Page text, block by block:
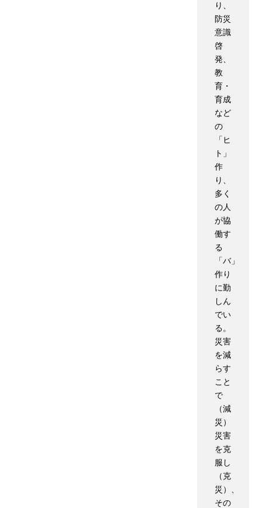
り、
防災
意識
啓
発、
教
育・
育成
など
の
「ヒ
ト」
作
り、
多く
の人
が協
働す
る
「バ」
作り
に勤
しん
でい
る。
災害
を減
らす
こと
で
（減
災）
災害
を克
服し
（克
災）、
その